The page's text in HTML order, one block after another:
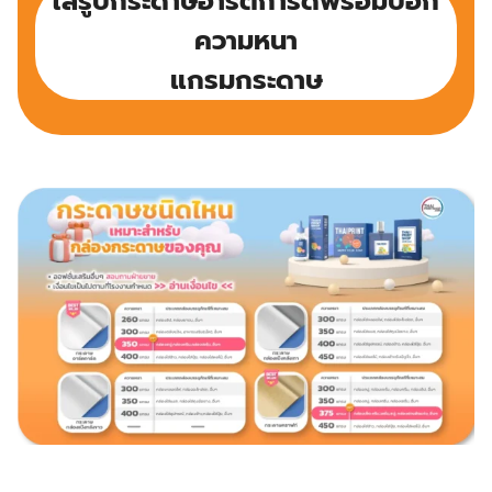
ความหนา
แกรมกระดาษ